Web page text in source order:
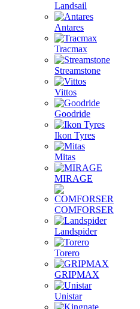
Landsail
Antares
Tracmax
Streamstone
Vittos
Goodride
Ikon Tyres
Mitas
MIRAGE
COMFORSER
Landspider
Torero
GRIPMAX
Unistar